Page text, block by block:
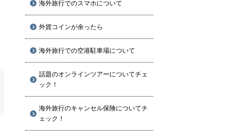
海外旅行でのスマホについて
外貨コインが余ったら
海外旅行での空港駐車場について
話題のオンラインツアーについてチェ
ック！
海外旅行のキャンセル保険についてチ
ェック！